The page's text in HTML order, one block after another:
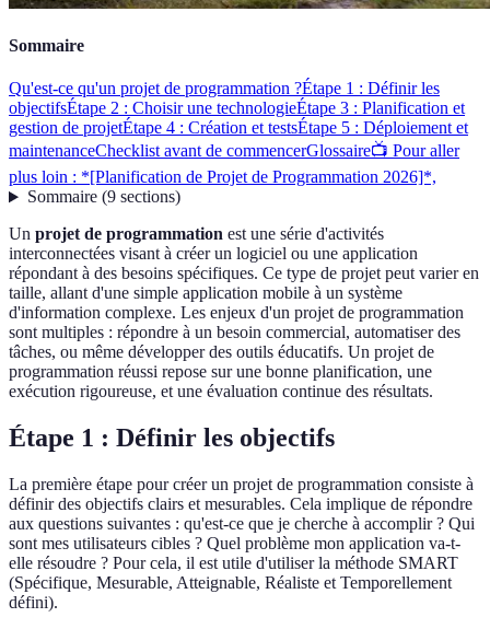
Sommaire
Qu'est-ce qu'un projet de programmation ?Étape 1 : Définir les
objectifsÉtape 2 : Choisir une technologieÉtape 3 : Planification et
gestion de projetÉtape 4 : Création et testsÉtape 5 : Déploiement et
maintenanceChecklist avant de commencerGlossaire📺 Pour aller
plus loin : *[Planification de Projet de Programmation 2026]*,
Sommaire(9 sections)
Un projet de programmation est une série d'activités
interconnectées visant à créer un logiciel ou une application
répondant à des besoins spécifiques. Ce type de projet peut varier en
taille, allant d'une simple application mobile à un système
d'information complexe. Les enjeux d'un projet de programmation
sont multiples : répondre à un besoin commercial, automatiser des
tâches, ou même développer des outils éducatifs. Un projet de
programmation réussi repose sur une bonne planification, une
exécution rigoureuse, et une évaluation continue des résultats.
Étape 1 : Définir les objectifs
La première étape pour créer un projet de programmation consiste à
définir des objectifs clairs et mesurables. Cela implique de répondre
aux questions suivantes : qu'est-ce que je cherche à accomplir ? Qui
sont mes utilisateurs cibles ? Quel problème mon application va-t-
elle résoudre ? Pour cela, il est utile d'utiliser la méthode SMART
(Spécifique, Mesurable, Atteignable, Réaliste et Temporellement
défini).